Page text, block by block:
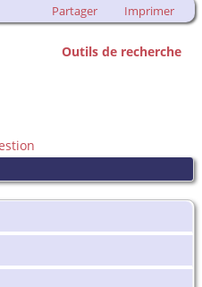
Partager Imprimer
Outils de recherche